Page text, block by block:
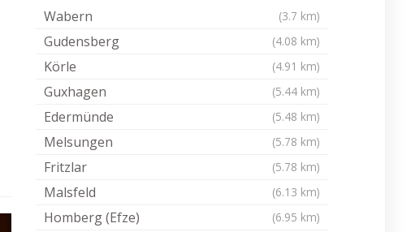
Wabern (3.7 km)
Gudensberg (4.08 km)
Körle (4.91 km)
Guxhagen (5.44 km)
Edermünde (5.48 km)
Melsungen (5.78 km)
Fritzlar (5.78 km)
Malsfeld (6.13 km)
Homberg (Efze) (6.95 km)